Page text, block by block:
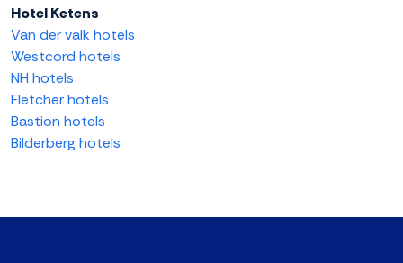
Hotel Ketens
Van der valk hotels
Westcord hotels
NH hotels
Fletcher hotels
Bastion hotels
Bilderberg hotels